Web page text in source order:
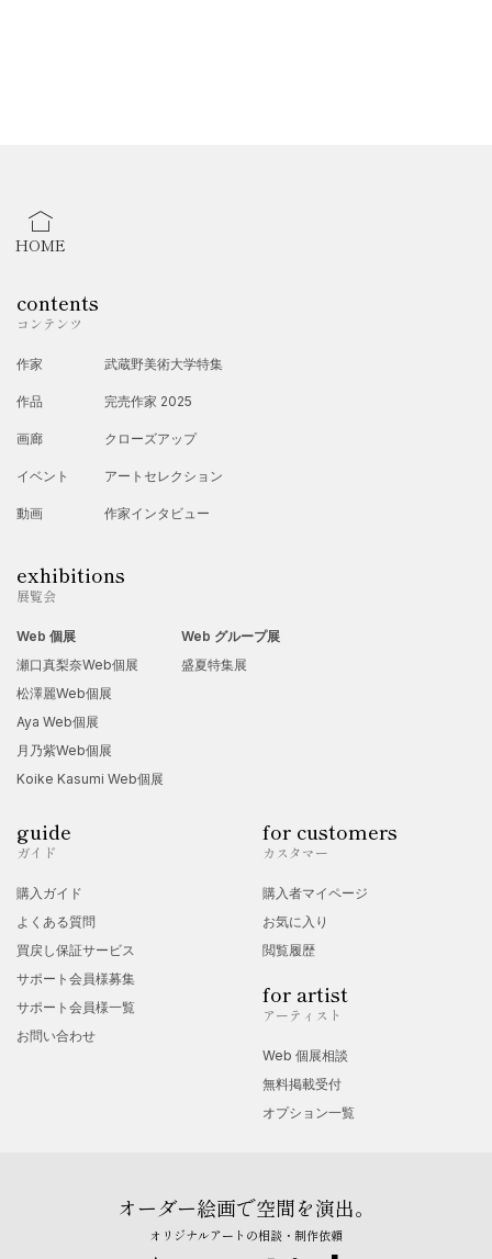
HOME
contents
コンテンツ
作家
作品
画廊
イベント
動画
武蔵野美術大学特集
完売作家 2025
クローズアップ
アートセレクション
作家インタビュー
exhibitions
展覧会
Web 個展
瀬口真梨奈Web個展
松澤麗Web個展
Aya Web個展
月乃紫Web個展
Koike Kasumi Web個展
Web グループ展
盛夏特集展
guide
ガイド
購入ガイド
よくある質問
買戻し保証サービス
サポート会員様募集
サポート会員様一覧
お問い合わせ
for customers
カスタマー
購入者マイページ
お気に入り
閲覧履歴
for artist
アーティスト
Web 個展相談
無料掲載受付
オプション一覧
オーダー絵画で空間を演出。
オリジナルアートの相談・制作依頼